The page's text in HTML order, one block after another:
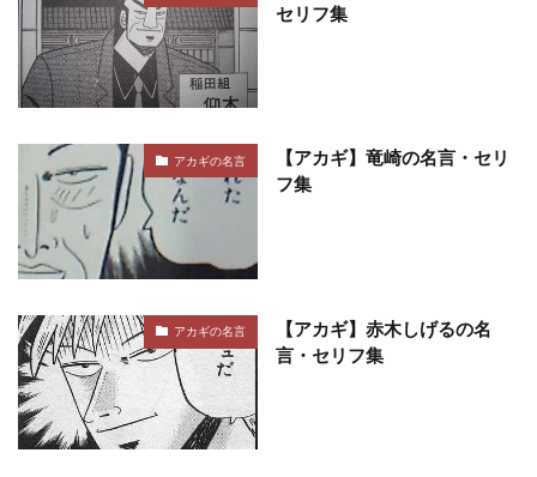
セリフ集
アカギの名言
【アカギ】竜崎の名言・セリ
フ集
アカギの名言
【アカギ】赤木しげるの名
言・セリフ集